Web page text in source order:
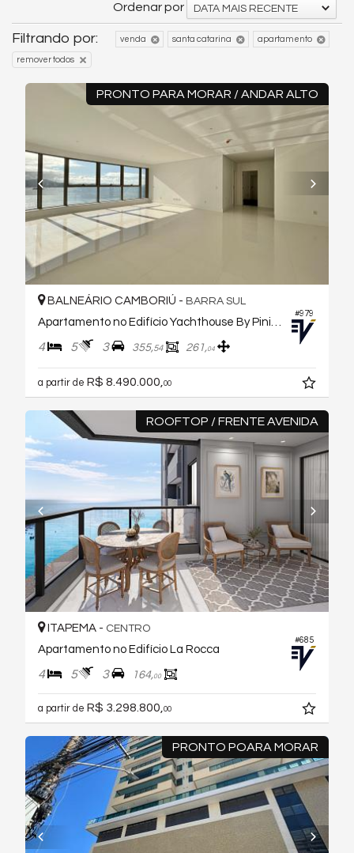
Ordenar por DATA MAIS RECENTE
Filtrando por: venda santa catarina apartamento
remover todos
PRONTO PARA MORAR / ANDAR ALTO
#979
BALNEÁRIO CAMBORIÚ - BARRA SUL
Apartamento no Edifício Yachthouse By Pininfarina
4 5 3 355,54 261,04
a partir de R$ 8.490.000, 00
ROOFTOP / FRENTE AVENIDA
#685
ITAPEMA - CENTRO
Apartamento no Edifício La Rocca
4 5 3 164,00
a partir de R$ 3.298.800, 00
PRONTO POARA MORAR